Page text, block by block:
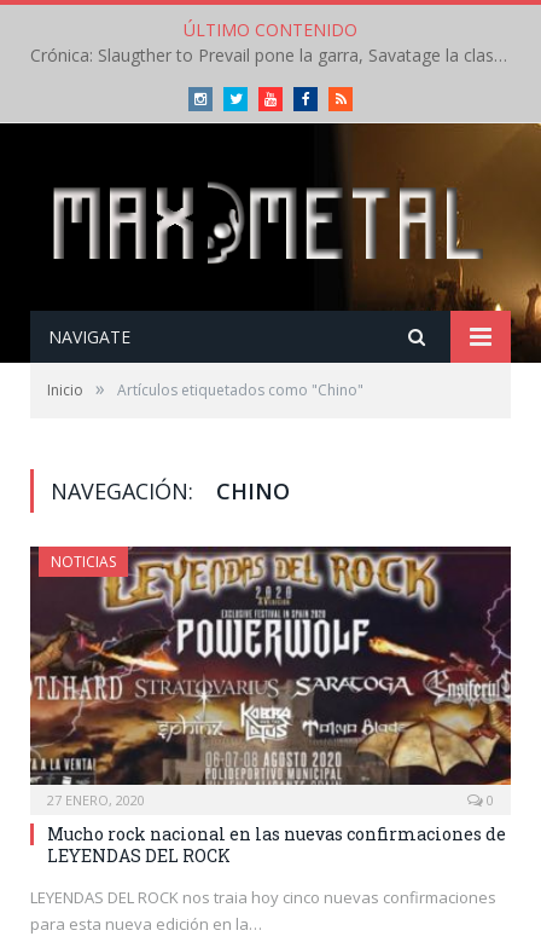
ÚLTIMO CONTENIDO
Crónica: Slaugther to Prevail pone la garra, Savatage la clase en la apertura del Leyendas del Rock – Miércoles – Agosto 2026
InstagramTwitterYoutubeFacebookRSS
NAVIGATE
Inicio » Artículos etiquetados como "Chino"
NAVEGACIÓN: CHINO
NOTICIAS
27 ENERO, 2020 0
Mucho rock nacional en las nuevas confirmaciones de
LEYENDAS DEL ROCK
LEYENDAS DEL ROCK nos traia hoy cinco nuevas confirmaciones
para esta nueva edición en la…